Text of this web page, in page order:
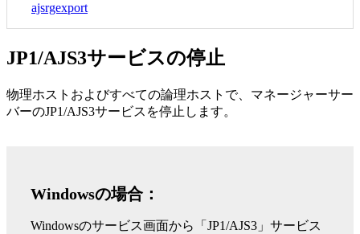
ajsrgexport
JP1/AJS3サービスの停止
物理ホストおよびすべての論理ホストで、マネージャーサー
バーのJP1/AJS3サービスを停止します。
Windowsの場合：
Windowsのサービス画面から「JP1/AJS3」サービス